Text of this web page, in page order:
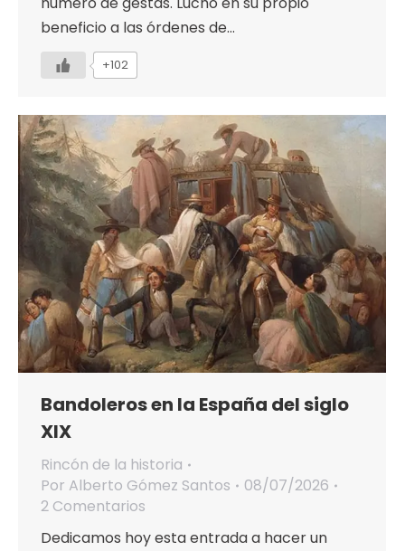
beneficio a las órdenes de…
+102
Bandoleros en la España del siglo
XIX
Rincón de la historia
Por Alberto Gómez Santos
08/07/2026
2 Comentarios
Dedicamos hoy esta entrada a hacer un